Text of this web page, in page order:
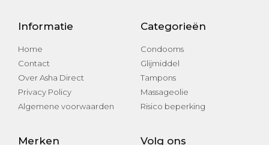
Informatie
Home
Contact
Over Asha Direct
Privacy Policy
Algemene voorwaarden
Categorieën
Condooms
Glijmiddel
Tampons
Massageolie
Risico beperking
Merken Volg ons